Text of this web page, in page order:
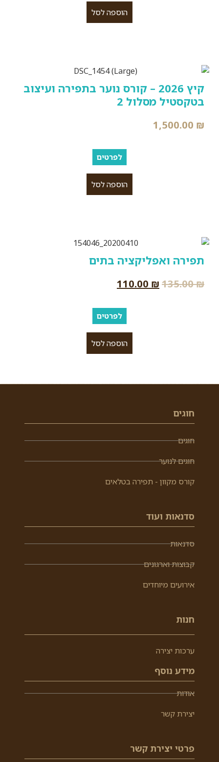
הוספה לסל
קיץ 2026 – קורס נוער בתפירה ועיצוב
בטקסטיל מסלול 2
1,500.00 ₪
לפרטים
הוספה לסל
תפירה ואפליקציה בתים
135.00₪
110.00 ₪
לפרטים
הוספה לסל
חוגים
חוגים
חוגים לנוער
קורס מקוון - תפירה בטלאים
סדנאות ועוד
סדנאות
קבוצות וארגונים
אירועים מיוחדים
חנות
ערכות יצירה
מידע נוסף
אודות
יצירת קשר
פרטי יצירת קשר